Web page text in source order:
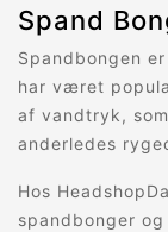
Spand
Spandbongen
har været
af vandtryk,
anderledes
Hos
spandbonger